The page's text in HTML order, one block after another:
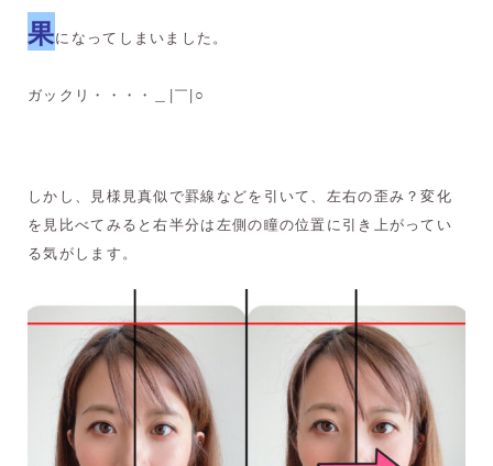
果になってしまいました。
ガックリ・・・・＿|￣|○
しかし、見様見真似で罫線などを引いて、左右の歪み？変化
を見比べてみると右半分は左側の瞳の位置に引き上がってい
る気がします。